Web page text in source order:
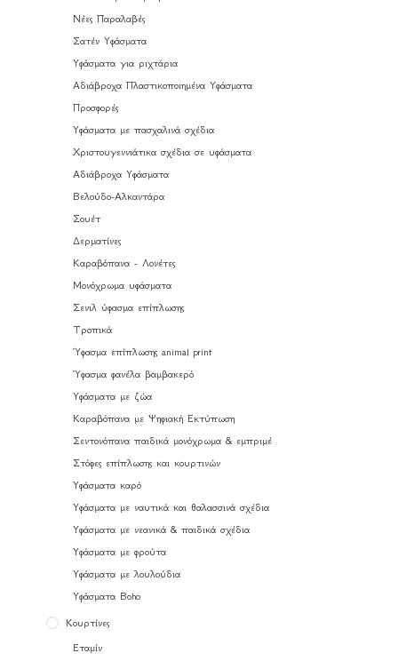
Νέες Παραλαβές
Σατέν Υφάσματα
Υφάσματα για ριχτάρια
Αδιάβροχα Πλαστικοποιημένα Υφάσματα
Προσφορές
Υφάσματα με πασχαλινά σχέδια
Χριστουγεννιάτικα σχέδια σε υφάσματα
Αδιάβροχα Υφάσματα
Βελούδο-Αλκαντάρα
Σουέτ
Δερματίνες
Καραβόπανα - Λονέτες
Μονόχρωμα υφάσματα
Σενιλ ύφασμα επίπλωσης
Τροπικά
Ύφασμα επίπλωσης animal print
Ύφασμα φανέλα βαμβακερό
Υφάσματα με ζώα
Καραβόπανα με Ψηφιακή Εκτύπωση
Σεντονόπανα παιδικά μονόχρωμα & εμπριμέ
Στόφες επίπλωσης και κουρτινών
Υφάσματα καρό
Υφάσματα με ναυτικά και θαλασσινά σχέδια
Υφάσματα με νεανικά & παιδικά σχέδια
Υφάσματα με φρούτα
Υφάσματα με λουλούδια
Υφάσματα Boho
Κουρτίνες
Εταμίν